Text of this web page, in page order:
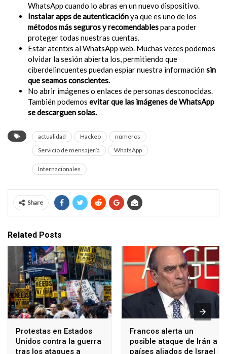
WhatsApp cuando lo abras en un nuevo dispositivo.
Instalar apps de autenticaciónya que es uno de los
métodos más seguros y recomendablespara poder
proteger todas nuestras cuentas.
Estar atentxs al WhatsApp web. Muchas veces podemos
olvidar la sesión abierta los, permitiendo que
ciberdelincuentes puedan espiar nuestra informaciónsin
que seamos conscientes.
No abrir imágenes o enlaces de personas desconocidas.
También podemos evitar que las imágenes de WhatsApp
se descarguen solas.
actualidad Hackeo
números
Servicio de mensajería
WhatsApp
Internacionales
Share
Related Posts
Protestas en Estados
Unidos contra la guerra
tras los ataques a
Francos alerta un
posible ataque de Irán a
países aliados de Israel